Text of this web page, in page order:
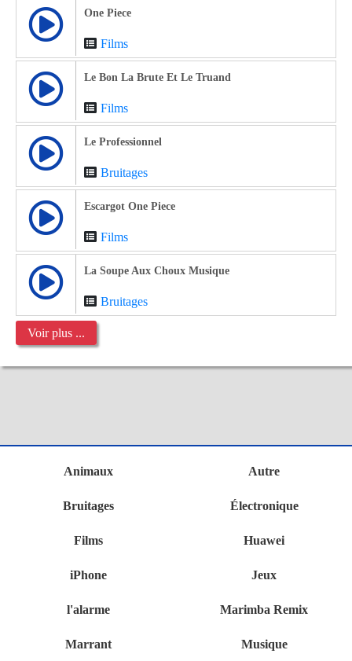
One Piece
Films
Le Bon La Brute Et Le Truand
Films
Le Professionnel
Bruitages
Escargot One Piece
Films
La Soupe Aux Choux Musique
Bruitages
Voir plus ...
Animaux Autre
Bruitages Électronique
Films Huawei
iPhone Jeux
l'alarme Marimba Remix
Marrant Musique